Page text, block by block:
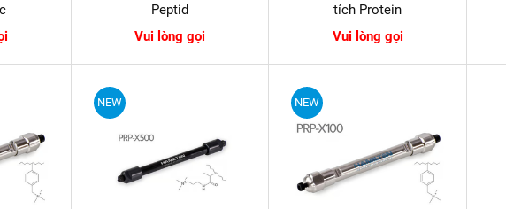
Peptid
Vui lòng gọi
tích Protein
Vui lòng gọi
NEW NEW